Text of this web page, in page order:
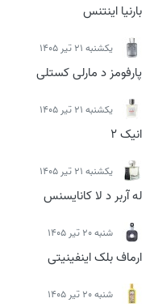
بارنیا اینتنس
يكشنبه 21 تیر 1405
پارفومز د مارلی کستلی
يكشنبه 21 تیر 1405
انیک 2
يكشنبه 21 تیر 1405
له آربر د لا کانایسنس
شنبه 20 تیر 1405
ارماف بلک اینفینیتی
شنبه 20 تیر 1405